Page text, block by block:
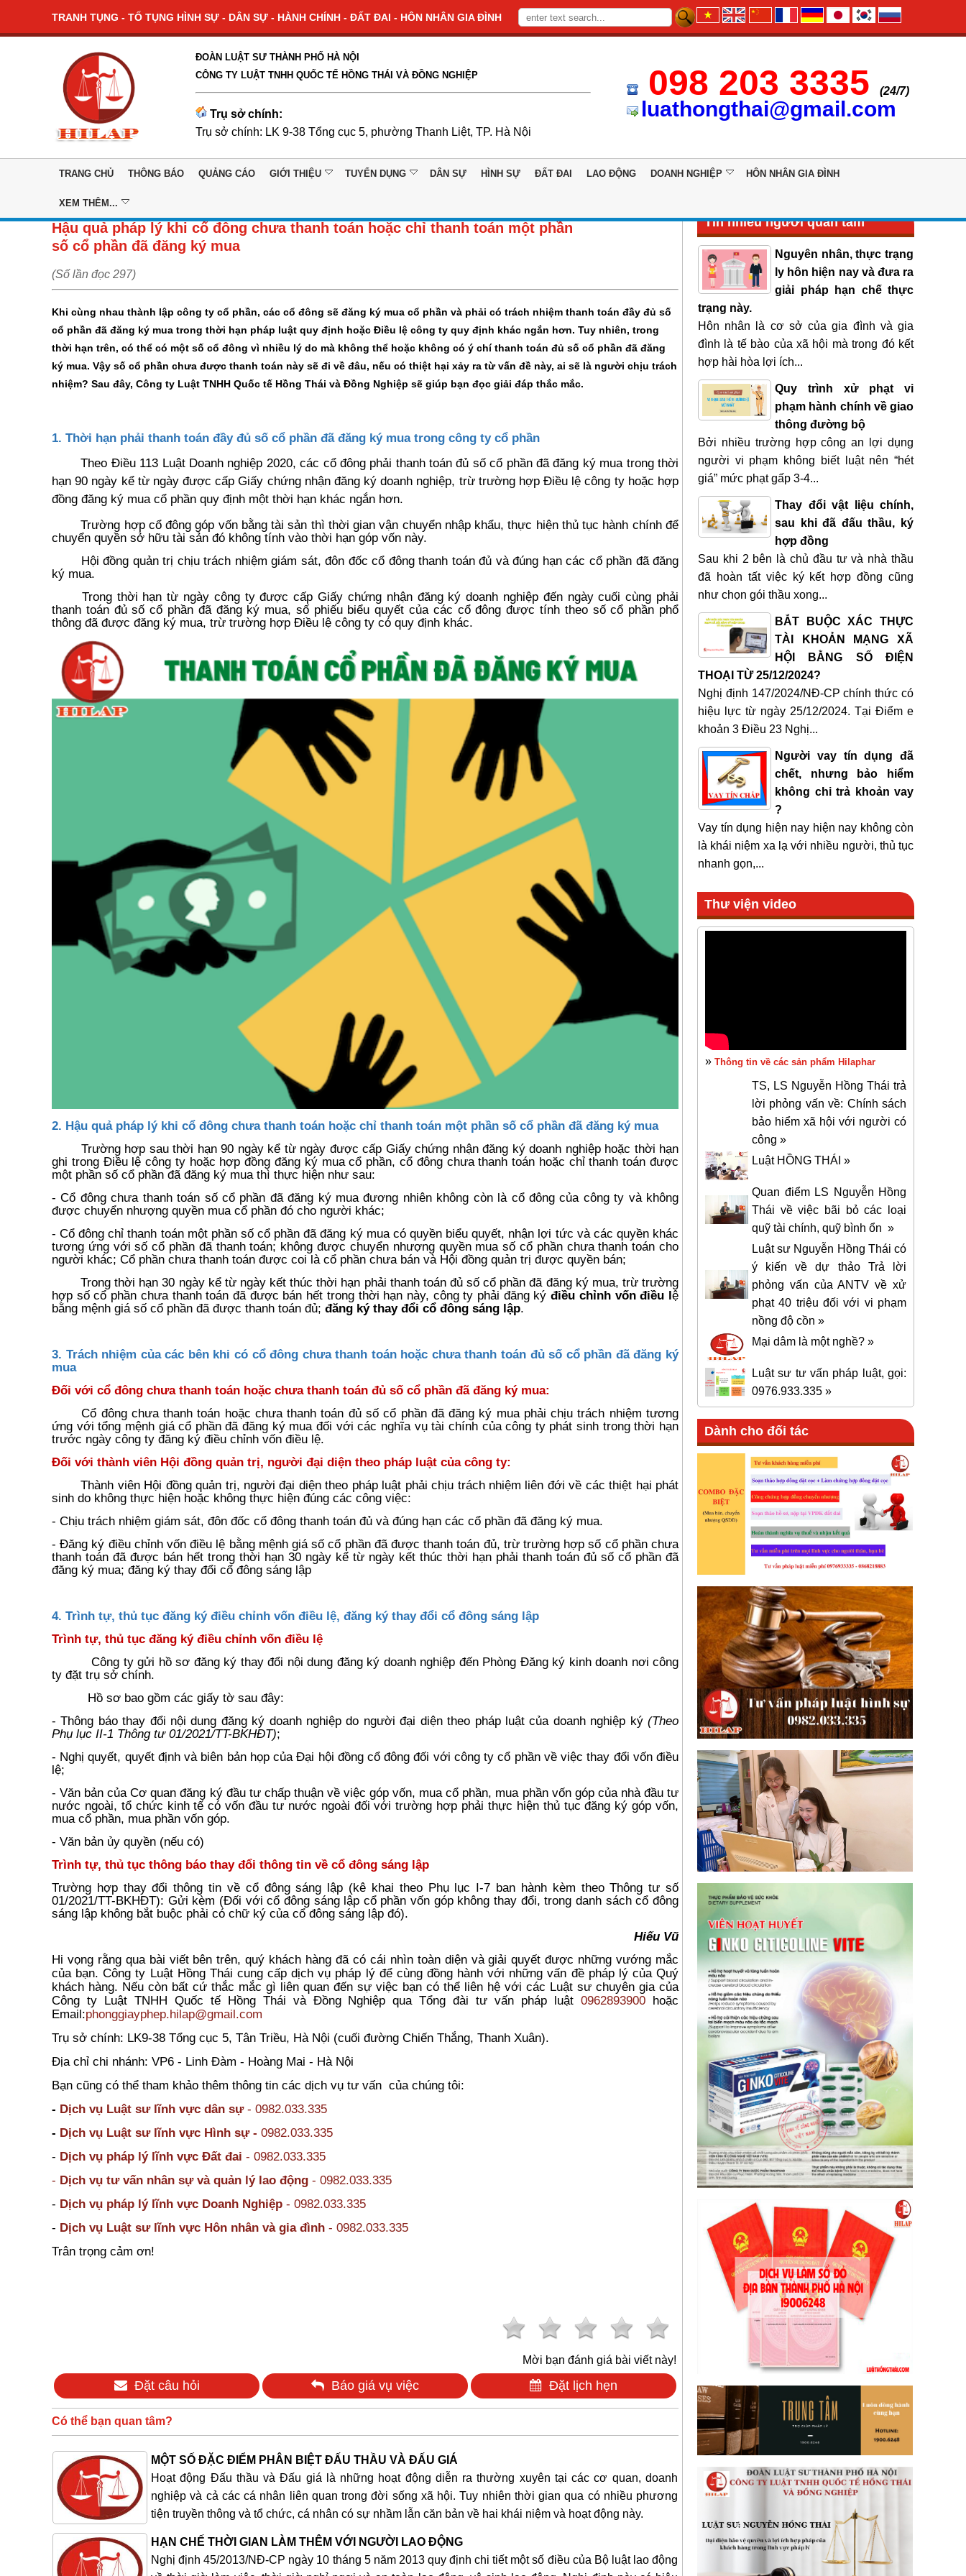
TRANH TỤNG - TỐ TỤNG HÌNH SỰ - DÂN SỰ - HÀNH CHÍNH - ĐẤT ĐAI - HÔN NHÂN GIA ĐÌNH
ĐOÀN LUẬT SƯ THÀNH PHỐ HÀ NỘI
CÔNG TY LUẬT TNHH QUỐC TẾ HỒNG THÁI VÀ ĐỒNG NGHIỆP
Trụ sở chính:
Trụ sở chính: LK 9-38 Tổng cục 5, phường Thanh Liệt, TP. Hà Nội
098 203 3335 (24/7)
luathongthai@gmail.com
TRANG CHỦ THÔNG BÁO QUẢNG CÁO GIỚI THIỆU TUYỂN DỤNG DÂN SỰ HÌNH SỰ ĐẤT ĐAI LAO ĐỘNG DOANH NGHIỆP HÔN NHÂN GIA ĐÌNH
XEM THÊM...
Hậu quả pháp lý khi cổ đông chưa thanh toán hoặc chỉ thanh toán một phần
số cổ phần đã đăng ký mua
(Số lần đọc 297)
Khi cùng nhau thành lập công ty cổ phần, các cổ đông sẽ đăng ký mua cổ phần và phải có trách nhiệm thanh toán đầy đủ số
cổ phần đã đăng ký mua trong thời hạn pháp luật quy định hoặc Điều lệ công ty quy định khác ngắn hơn. Tuy nhiên, trong
thời hạn trên, có thể có một số cổ đông vì nhiều lý do mà không thể hoặc không có ý chí thanh toán đủ số cổ phần đã đăng
ký mua. Vậy số cổ phần chưa được thanh toán này sẽ đi về đâu, nếu có thiệt hại xảy ra từ vấn đề này, ai sẽ là người chịu trách
nhiệm? Sau đây, Công ty Luật TNHH Quốc tế Hồng Thái và Đồng Nghiệp sẽ giúp bạn đọc giải đáp thắc mắc.
1. Thời hạn phải thanh toán đầy đủ số cổ phần đã đăng ký mua trong công ty cổ phần
Theo Điều 113 Luật Doanh nghiệp 2020, các cổ đông phải thanh toán đủ số cổ phần đã đăng ký mua trong thời
hạn 90 ngày kể từ ngày được cấp Giấy chứng nhận đăng ký doanh nghiệp, trừ trường hợp Điều lệ công ty hoặc hợp
đồng đăng ký mua cổ phần quy định một thời hạn khác ngắn hơn.
Trường hợp cổ đông góp vốn bằng tài sản thì thời gian vận chuyển nhập khẩu, thực hiện thủ tục hành chính để
chuyển quyền sở hữu tài sản đó không tính vào thời hạn góp vốn này.
Hội đồng quản trị chịu trách nhiệm giám sát, đôn đốc cổ đông thanh toán đủ và đúng hạn các cổ phần đã đăng
ký mua.
Trong thời hạn từ ngày công ty được cấp Giấy chứng nhận đăng ký doanh nghiệp đến ngày cuối cùng phải
thanh toán đủ số cổ phần đã đăng ký mua, số phiếu biểu quyết của các cổ đông được tính theo số cổ phần phổ
thông đã được đăng ký mua, trừ trường hợp Điều lệ công ty có quy định khác.
2. Hậu quả pháp lý khi cổ đông chưa thanh toán hoặc chỉ thanh toán một phần số cổ phần đã đăng ký mua
Trường hợp sau thời hạn 90 ngày kể từ ngày được cấp Giấy chứng nhận đăng ký doanh nghiệp hoặc thời hạn
ghi trong Điều lệ công ty hoặc hợp đồng đăng ký mua cổ phần, cổ đông chưa thanh toán hoặc chỉ thanh toán được
một phần số cổ phần đã đăng ký mua thì thực hiện như sau:
- Cổ đông chưa thanh toán số cổ phần đã đăng ký mua đương nhiên không còn là cổ đông của công ty và không
được chuyển nhượng quyền mua cổ phần đó cho người khác;
- Cổ đông chỉ thanh toán một phần số cổ phần đã đăng ký mua có quyền biểu quyết, nhận lợi tức và các quyền khác
tương ứng với số cổ phần đã thanh toán; không được chuyển nhượng quyền mua số cổ phần chưa thanh toán cho
người khác; Cổ phần chưa thanh toán được coi là cổ phần chưa bán và Hội đồng quản trị được quyền bán;
Trong thời hạn 30 ngày kể từ ngày kết thúc thời hạn phải thanh toán đủ số cổ phần đã đăng ký mua, trừ trường
hợp số cổ phần chưa thanh toán đã được bán hết trong thời hạn này, công ty phải đăng kýđiều chỉnh vốn điều lệ
bằng mệnh giá số cổ phần đã được thanh toán đủ; đăng ký thay đổi cổ đông sáng lập.
3. Trách nhiệm của các bên khi có cổ đông chưa thanh toán hoặc chưa thanh toán đủ số cổ phần đã đăng ký
mua
Đối với cổ đông chưa thanh toán hoặc chưa thanh toán đủ số cổ phần đã đăng ký mua:
Cổ đông chưa thanh toán hoặc chưa thanh toán đủ số cổ phần đã đăng ký mua phải chịu trách nhiệm tương
ứng với tổng mệnh giá cổ phần đã đăng ký mua đối với các nghĩa vụ tài chính của công ty phát sinh trong thời hạn
trước ngày công ty đăng ký điều chỉnh vốn điều lệ.
Đối với thành viên Hội đồng quản trị, người đại diện theo pháp luật của công ty:
Thành viên Hội đồng quản trị, người đại diện theo pháp luật phải chịu trách nhiệm liên đới về các thiệt hại phát
sinh do không thực hiện hoặc không thực hiện đúng các công việc:
- Chịu trách nhiệm giám sát, đôn đốc cổ đông thanh toán đủ và đúng hạn các cổ phần đã đăng ký mua.
- Đăng ký điều chỉnh vốn điều lệ bằng mệnh giá số cổ phần đã được thanh toán đủ, trừ trường hợp số cổ phần chưa
thanh toán đã được bán hết trong thời hạn 30 ngày kể từ ngày kết thúc thời hạn phải thanh toán đủ số cổ phần đã
đăng ký mua; đăng ký thay đổi cổ đông sáng lập
4. Trình tự, thủ tục đăng ký điều chỉnh vốn điều lệ, đăng ký thay đổi cổ đông sáng lập
Trình tự, thủ tục đăng ký điều chỉnh vốn điều lệ
Công ty gửi hồ sơ đăng ký thay đổi nội dung đăng ký doanh nghiệp đến Phòng Đăng ký kinh doanh nơi công
ty đặt trụ sở chính.
Hồ sơ bao gồm các giấy tờ sau đây:
- Thông báo thay đổi nội dung đăng ký doanh nghiệp do người đại diện theo pháp luật của doanh nghiệp ký (Theo
Phụ lục II-1 Thông tư 01/2021/TT-BKHĐT);
- Nghị quyết, quyết định và biên bản họp của Đại hội đồng cổ đông đối với công ty cổ phần về việc thay đổi vốn điều
lệ;
- Văn bản của Cơ quan đăng ký đầu tư chấp thuận về việc góp vốn, mua cổ phần, mua phần vốn góp của nhà đầu tư
nước ngoài, tổ chức kinh tế có vốn đầu tư nước ngoài đối với trường hợp phải thực hiện thủ tục đăng ký góp vốn,
mua cổ phần, mua phần vốn góp.
- Văn bản ủy quyền (nếu có)
Trình tự, thủ tục thông báo thay đổi thông tin về cổ đông sáng lập
Trường hợp thay đổi thông tin về cổ đông sáng lập (kê khai theo Phụ lục I-7 ban hành kèm theo Thông tư số
01/2021/TT-BKHĐT): Gửi kèm (Đối với cổ đông sáng lập cổ phần vốn góp không thay đổi, trong danh sách cổ đông
sáng lập không bắt buộc phải có chữ ký của cổ đông sáng lập đó).
Hiếu Vũ
Hi vọng rằng qua bài viết bên trên, quý khách hàng đã có cái nhìn toàn diện và giải quyết được những vướng mắc
của bạn. Công ty Luật Hồng Thái cung cấp dịch vụ pháp lý để cùng đồng hành với những vấn đề pháp lý của Quý
khách hàng. Nếu còn bất cứ thắc mắc gì liên quan đến sự việc bạn có thể liên hệ với các Luật sư chuyên gia của
Công ty Luật TNHH Quốc tế Hồng Thái và Đồng Nghiệp qua Tổng đài tư vấn pháp luật0962893900 hoặc
Email:phonggiayphep.hilap@gmail.com
Trụ sở chính: LK9-38 Tổng cục 5, Tân Triều, Hà Nội (cuối đường Chiến Thắng, Thanh Xuân).
Địa chỉ chi nhánh: VP6 - Linh Đàm - Hoàng Mai - Hà Nội
Bạn cũng có thể tham khảo thêm thông tin các dịch vụ tư vấn của chúng tôi:
- Dịch vụ Luật sư lĩnh vực dân sự - 0982.033.335
- Dịch vụ Luật sư lĩnh vực Hình sự - 0982.033.335
- Dịch vụ pháp lý lĩnh vực Đất đai - 0982.033.335
- Dịch vụ tư vấn nhân sự và quản lý lao động - 0982.033.335
- Dịch vụ pháp lý lĩnh vực Doanh Nghiệp - 0982.033.335
- Dịch vụ Luật sư lĩnh vực Hôn nhân và gia đình - 0982.033.335
Trân trọng cảm ơn!
Mời bạn đánh giá bài viết này!
Đặt câu hỏi Báo giá vụ việc Đặt lịch hẹn
Có thể bạn quan tâm?
MỘT SỐ ĐẶC ĐIỂM PHÂN BIỆT ĐẤU THẦU VÀ ĐẤU GIÁ
Hoạt động Đấu thầu và Đấu giá là những hoạt động diễn ra thường xuyên tại các cơ quan, doanh
nghiệp và cả các cá nhân liên quan trong đời sống xã hội. Tuy nhiên thời gian qua có nhiều phương
tiện truyền thông và tổ chức, cá nhân có sự nhầm lẫn căn bản về hai khái niệm và hoạt động này.
HẠN CHẾ THỜI GIAN LÀM THÊM VỚI NGƯỜI LAO ĐỘNG
Nghị định 45/2013/NĐ-CP ngày 10 tháng 5 năm 2013 quy định chi tiết một số điều của Bộ luật lao động
Tin nhiều người quan tâm
Nguyên nhân, thực trạng
ly hôn hiện nay và đưa ra
giải pháp hạn chế thực
trạng này.
Hôn nhân là cơ sở của gia đình và gia
đình là tế bào của xã hội mà trong đó kết
hợp hài hòa lợi ích...
Quy trình xử phạt vi
phạm hành chính về giao
thông đường bộ
Bởi nhiều trường hợp công an lợi dụng
người vi phạm không biết luật nên “hét
giá” mức phạt gấp 3-4...
Thay đổi vật liệu chính,
sau khi đã đấu thầu, ký
hợp đồng
Sau khi 2 bên là chủ đầu tư và nhà thầu
đã hoàn tất việc ký kết hợp đồng cũng
như chọn gói thầu xong...
BẮT BUỘC XÁC THỰC
TÀI KHOẢN MẠNG XÃ
HỘI BẰNG SỐ ĐIỆN
THOẠI TỪ 25/12/2024?
Nghị định 147/2024/NĐ-CP chính thức có
hiệu lực từ ngày 25/12/2024. Tại Điểm e
khoản 3 Điều 23 Nghị...
Người vay tín dụng đã
chết, nhưng bảo hiểm
không chi trả khoản vay
?
Vay tín dụng hiện nay hiện nay không còn
là khái niệm xa lạ với nhiều người, thủ tục
nhanh gọn,...
Thư viện video
» Thông tin về các sản phẩm Hilaphar
TS, LS Nguyễn Hồng Thái trả
lời phỏng vấn về: Chính sách
bảo hiểm xã hội với người có
công »
Luật HỒNG THÁI »
Quan điểm LS Nguyễn Hồng
Thái về việc bãi bỏ các loại
quỹ tài chính, quỹ bình ổn »
Luật sư Nguyễn Hồng Thái có
ý kiến về dự thảo Trả lời
phỏng vấn của ANTV về xử
phạt 40 triệu đối với vi phạm
nồng độ cồn »
Mại dâm là một nghề? »
Luật sư tư vấn pháp luật, gọi:
0976.933.335 »
Dành cho đối tác